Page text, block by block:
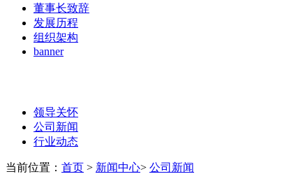
董事长致辞
发展历程
组织架构
banner
领导关怀
公司新闻
行业动态
当前位置： 首页 > 新闻中心> 公司新闻